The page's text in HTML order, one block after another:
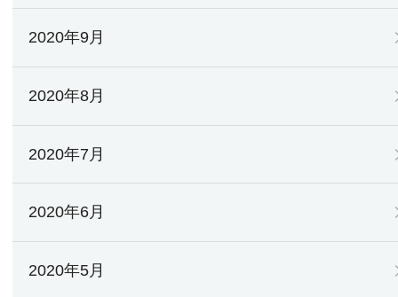
2020年9月
2020年8月
2020年7月
2020年6月
2020年5月